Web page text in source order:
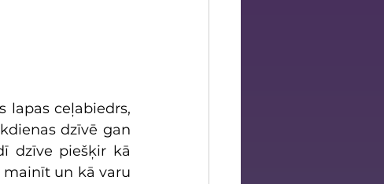
lapas ceļabiedrs,
dzīvē gan
dzīve piešķir kā
mainīt un kā varu